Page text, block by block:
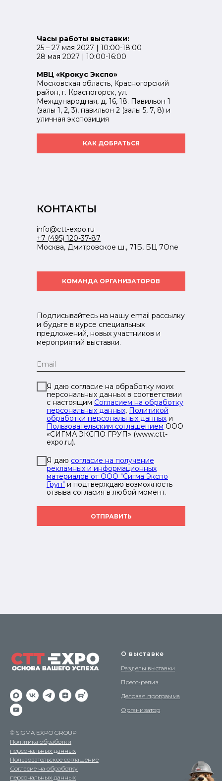
КАК ДОБРАТЬСЯ
Часы работы выставки:
25 – 27 мая 2027 | 10:00-18:00
28 мая 2027 | 10:00-16:00
МВЦ «Крокус Экспо»
Московская область, Красногорский
район, г. Красногорск, ул.
Международная, д. 16, 18. Павильон 1
(залы 1, 2, 3), павильон 2 (залы 5, 7, 8) и
уличная экспозиция
info@ctt-expo.ru
+7 (495) 120-37-87
Москва, Дмитровское ш., 71Б, БЦ 7One
КОМАНДА ОРГАНИЗАТОРОВ
КОНТАКТЫ
Подписывайтесь на нашу email рассылку
и будьте в курсе специальных
предложений, новых участников и
мероприятий выставки.
Я даю согласие на обработку моих
персональных данных в соответствии
с настоящим Согласием на обработку
персональных данных, Политикой
обработки персональных данных и
Пользовательским соглашением ООО
«СИГМА ЭКСПО ГРУП» (www.ctt-
expo.ru).
Я даю согласие на получение
рекламных и информационных
материалов от ООО "Сигма Экспо
Груп" и подтверждаю возможность
отзыва согласия в любой момент.
ОТПРАВИТЬ
© SIGMA EXPO GROUP
Политика обработки
персональных данных
Пользовательское соглашение
Согласие на обработку
персональных данных
О выставке
Разделы выставки
Пресс-релиз
Деловая программа
Организатор